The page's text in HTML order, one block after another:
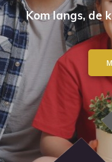
Kom langs, de